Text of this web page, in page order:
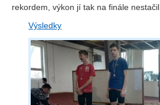
rekordem, výkon jí tak na finále nestačil.
Výsledky